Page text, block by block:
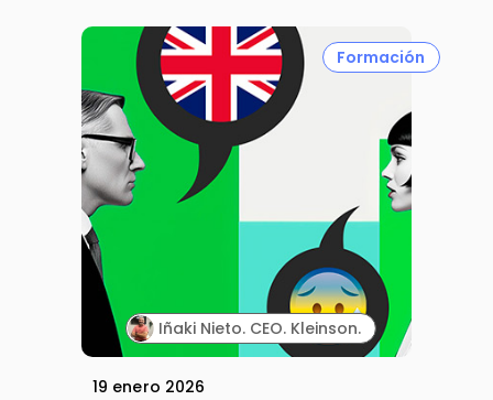
Formación
Iñaki Nieto. CEO. Kleinson.
19 enero 2026